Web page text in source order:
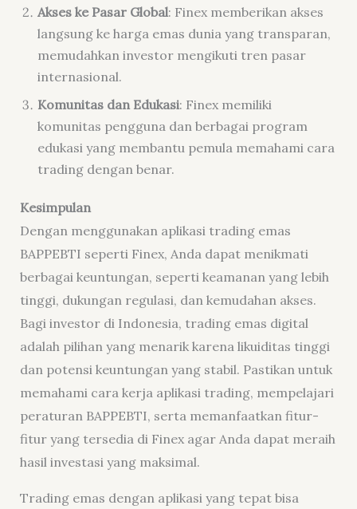
Akses ke Pasar Global: Finex memberikan akses
langsung ke harga emas dunia yang transparan,
memudahkan investor mengikuti tren pasar
internasional.
Komunitas dan Edukasi: Finex memiliki
komunitas pengguna dan berbagai program
edukasi yang membantu pemula memahami cara
trading dengan benar.
Kesimpulan
Dengan menggunakan aplikasi trading emas
BAPPEBTI seperti Finex, Anda dapat menikmati
berbagai keuntungan, seperti keamanan yang lebih
tinggi, dukungan regulasi, dan kemudahan akses.
Bagi investor di Indonesia, trading emas digital
adalah pilihan yang menarik karena likuiditas tinggi
dan potensi keuntungan yang stabil. Pastikan untuk
memahami cara kerja aplikasi trading, mempelajari
peraturan BAPPEBTI, serta memanfaatkan fitur-
fitur yang tersedia di Finex agar Anda dapat meraih
hasil investasi yang maksimal.
Trading emas dengan aplikasi yang tepat bisa